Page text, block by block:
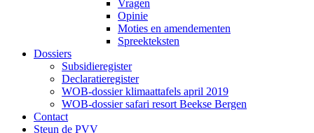
Vragen
Opinie
Moties en amendementen
Spreekteksten
Dossiers
Subsidieregister
Declaratieregister
WOB-dossier klimaattafels april 2019
WOB-dossier safari resort Beekse Bergen
Contact
Steun de PVV